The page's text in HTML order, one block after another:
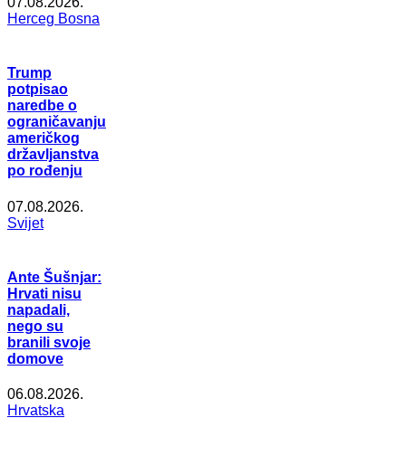
Herceg Bosna
Trump
potpisao
naredbe o
ograničavanju
američkog
državljanstva
po rođenju
07.08.2026.
Svijet
Ante Šušnjar:
Hrvati nisu
napadali,
nego su
branili svoje
domove
06.08.2026.
Hrvatska